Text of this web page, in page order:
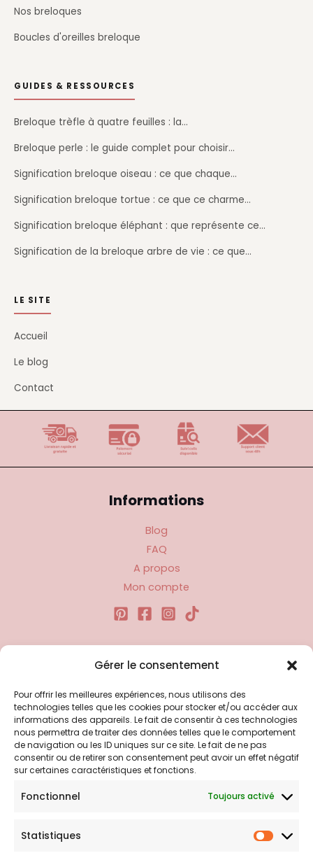
Gérer le consentement
Pour offrir les meilleures expériences, nous utilisons des
technologies telles que les cookies pour stocker et/ou accéder aux
informations des appareils. Le fait de consentir à ces technologies
nous permettra de traiter des données telles que le comportement
de navigation ou les ID uniques sur ce site. Le fait de ne pas
consentir ou de retirer son consentement peut avoir un effet négatif
sur certaines caractéristiques et fonctions.
Fonctionnel Toujours activé
Statistiques
Nos breloques
Boucles d'oreilles breloque
GUIDES & RESSOURCES
Breloque trèfle à quatre feuilles : la…
Breloque perle : le guide complet pour choisir…
Signification breloque oiseau : ce que chaque…
Signification breloque tortue : ce que ce charme…
Signification breloque éléphant : que représente ce…
Signification de la breloque arbre de vie : ce que…
LE SITE
Accueil
Le blog
Contact
Informations
Blog
FAQ
A propos
Mon compte
Liens utiles
Politique d’expédition
Politique de confidentialité
Politique de remboursements
Conditions générales de vente et d’utilisation
Bijoux Breloque est votre boutique en ligne de référence sur